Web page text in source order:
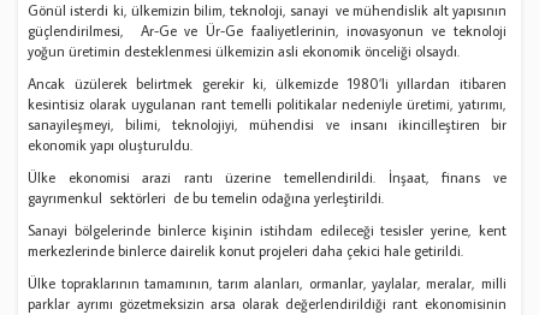
Gönül isterdi ki, ülkemizin bilim, teknoloji, sanayi ve mühendislik alt yapısının
güçlendirilmesi, Ar-Ge ve Ür-Ge faaliyetlerinin, inovasyonun ve teknoloji
yoğun üretimin desteklenmesi ülkemizin asli ekonomik önceliği olsaydı.
Ancak üzülerek belirtmek gerekir ki, ülkemizde 1980’li yıllardan itibaren
kesintisiz olarak uygulanan rant temelli politikalar nedeniyle üretimi, yatırımı,
sanayileşmeyi, bilimi, teknolojiyi, mühendisi ve insanı ikincilleştiren bir
ekonomik yapı oluşturuldu.
Ülke ekonomisi arazi rantı üzerine temellendirildi. İnşaat, finans ve
gayrımenkul sektörleri de bu temelin odağına yerleştirildi.
Sanayi bölgelerinde binlerce kişinin istihdam edileceği tesisler yerine, kent
merkezlerinde binlerce dairelik konut projeleri daha çekici hale getirildi.
Ülke topraklarının tamamının, tarım alanları, ormanlar, yaylalar, meralar, milli
parklar ayrımı gözetmeksizin arsa olarak değerlendirildiği rant ekonomisinin